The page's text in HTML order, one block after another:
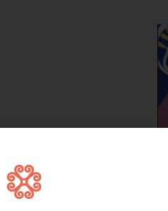
et ambiance festive